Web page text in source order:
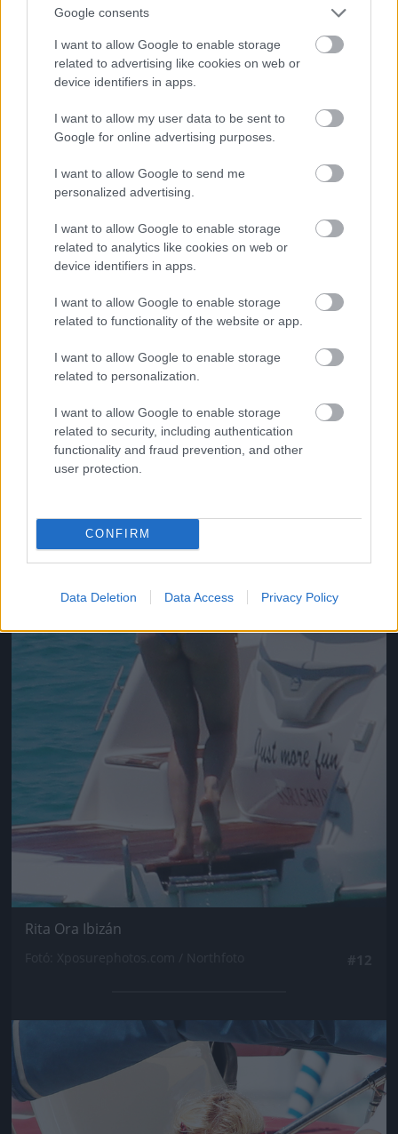
Google consents
I want to allow Google to enable storage
related to advertising like cookies on web or
device identifiers in apps.
I want to allow my user data to be sent to
Google for online advertising purposes.
I want to allow Google to send me
personalized advertising.
I want to allow Google to enable storage
related to analytics like cookies on web or
device identifiers in apps.
I want to allow Google to enable storage
related to functionality of the website or app.
I want to allow Google to enable storage
related to personalization.
I want to allow Google to enable storage
related to security, including authentication
functionality and fraud prevention, and other
user protection.
CONFIRM
Data Deletion Data Access Privacy Policy
Rita Ora Ibizán
Jön még kép!
Rita Ora Ibizán
Jön még kép!